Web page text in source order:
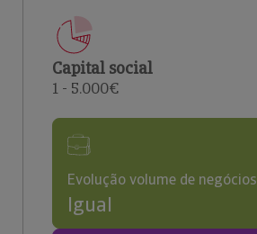
Capital social
1 - 5.000€
Evolução volume de negócios
Igual